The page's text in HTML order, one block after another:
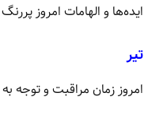
ایده‌ها و الهامات امروز
تیر
امروز زمان مراقبت و توجه